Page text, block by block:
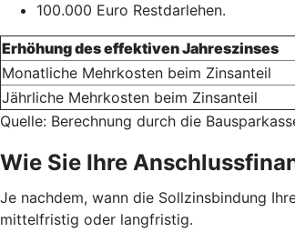
100.000 Euro Restdarlehen.
Erhöhung des effektiven Jahreszinses
Monatliche Mehrkosten beim Zinsanteil
Jährliche Mehrkosten beim Zinsanteil
Quelle: Berechnung durch die
Wie Sie Ihre
Je nachdem, wann die Sollzinsbindung
mittelfristig oder langfristig.